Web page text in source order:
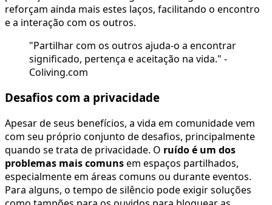
reforçam ainda mais estes laços, facilitando o encontro
e a interação com os outros.
"Partilhar com os outros ajuda-o a encontrar
significado, pertença e aceitação na vida." -
Coliving.com
Desafios com a privacidade
Apesar de seus benefícios, a vida em comunidade vem
com seu próprio conjunto de desafios, principalmente
quando se trata de privacidade. O ruído é um dos
problemas mais comunsem espaços partilhados,
especialmente em áreas comuns ou durante eventos.
Para alguns, o tempo de silêncio pode exigir soluções